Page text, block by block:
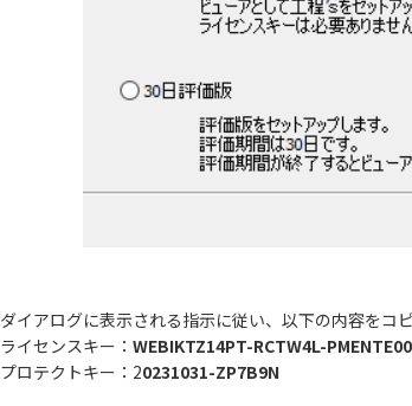
ダイアログに表示される指示に従い、以下の内容をコ
ライセンスキー： WEBIKTZ14PT-RCTW4L-
プロテクトキー：20231031-ZP7B9N